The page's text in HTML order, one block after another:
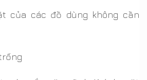
của các đồ dùng không cần